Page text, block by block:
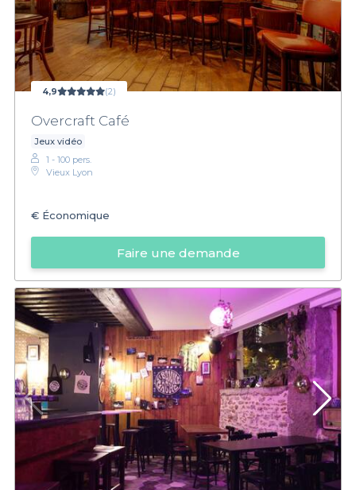
4,9 (2)
Overcraft Café
Jeux vidéo
1 - 100 pers.
Vieux Lyon
€ Économique
Faire une demande